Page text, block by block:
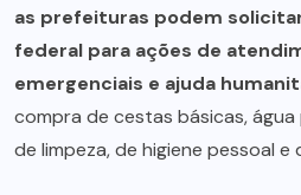
as prefeituras podem
federal para ações de
emergenciais e ajuda
compra de cestas básicas,
de limpeza, de higiene pessoal e